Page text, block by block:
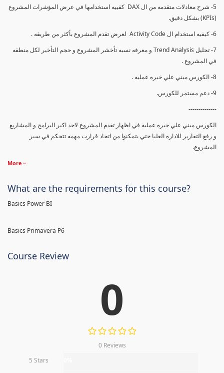
5- شرح معادلات متقدمه من ال DAX كفييه استخدامها في عرض المؤشرات المشروع
(KPIs) بشكل دقيق.
6- كيفيه استخدام ال Activity Code لعرض تقدم المشروع بأكثر من طريقه .
7- تحليل Trend Analysis و معرفه نسبه تأخشر المشروع و حجم التأخير لكل منطقه
في المشروع .
8- الكورس مبني علي خبره عمليه .
9- دعم مستمر للكورس.
--------------
الكورس مبني علي خبره عمليه في اظهار تقدم المشروع لاحد اكبر البرامج و المشاريع
و رفع التقارير للاداره العليا حتي يتمكنوا من اتخاذ قرارت مهمه تتحكم في سير
المشروع.
More
What are the requirements for this course?
Basics Power BI
Basics Primavera P6
Course Review
0
0 Reviews
5 Stars